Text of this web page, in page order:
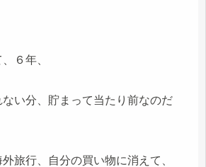
６年、
い分、貯まって当たり前なのだ
旅行、自分の買い物に消えて、